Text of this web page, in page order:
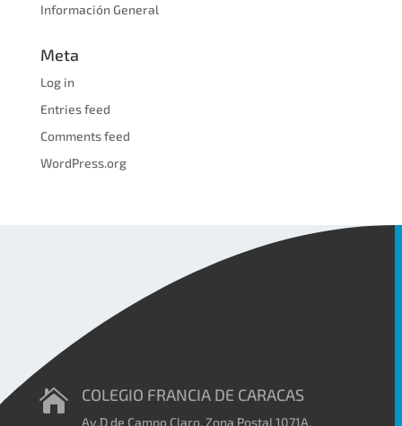
Información General
Meta
Log in
Entries feed
Comments feed
WordPress.org
 COLEGIO FRANCIA DE CARACAS
Av.D de Campo Claro, Zona Postal 1071A,